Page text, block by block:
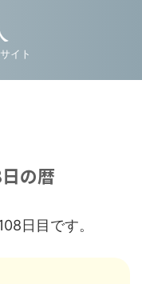
イト
の暦
日目です。